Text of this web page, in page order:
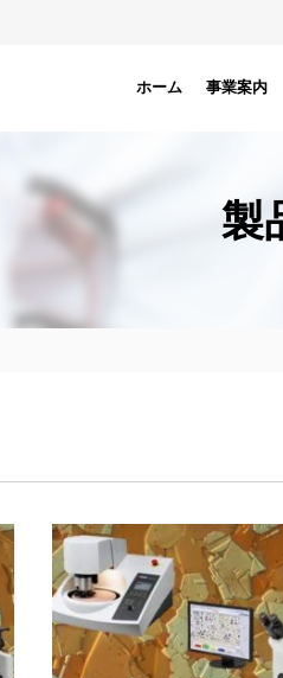
ホーム 事業案内
製